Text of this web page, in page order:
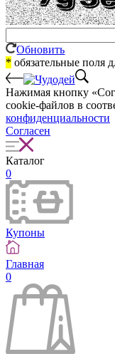
Обновить
* обязательные поля
Нажимая кнопку
cookie-файлов в
конфиденциальности
Согласен
Каталог
0
Купоны
Главная
0